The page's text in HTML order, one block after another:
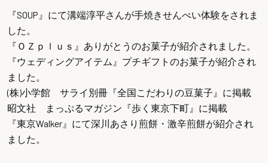
『SOUP』 にて溝端淳平さんが手焼きせんべい体験をされま
した。
『ＯＺｐｌｕｓ』 ありがとうのお菓子が紹介されました。
『ウェディングアイテム』 プチギフトのお菓子が紹介され
ました。
(株)小学館 サライ別冊『全国こだわりの豆菓子』 に掲載
昭文社 まっぷるマガジン『歩く東京下町』 に掲載
『東京Walker』 にて深川あさり煎餅・激辛煎餅が紹介され
ました。